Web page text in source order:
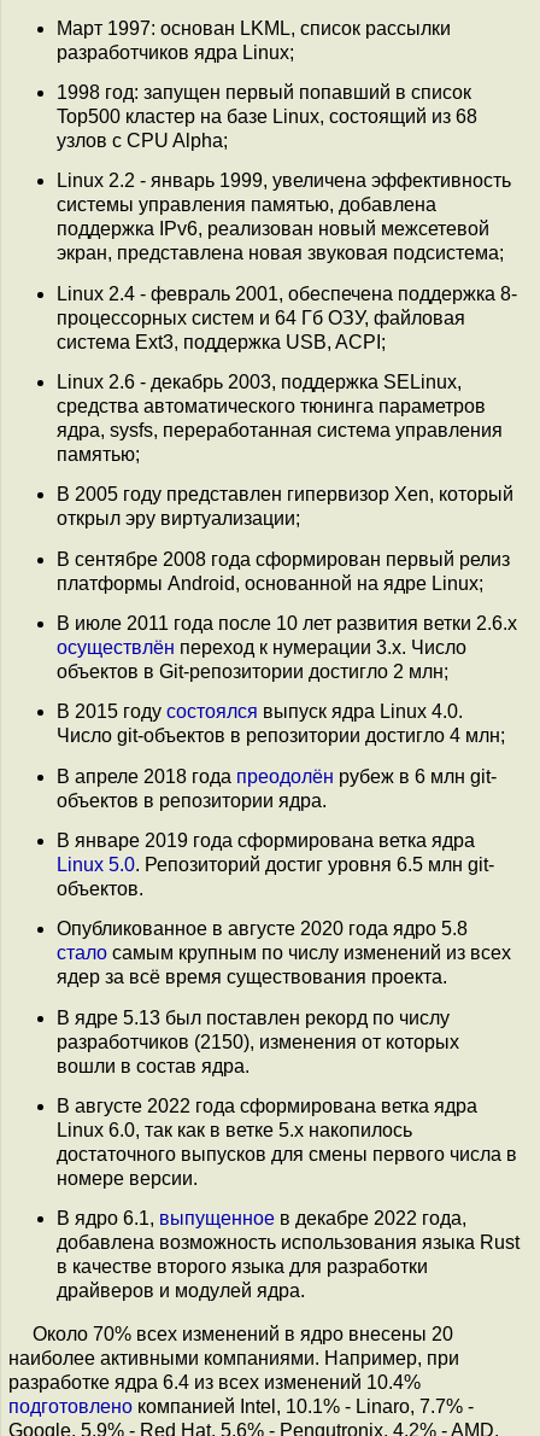
Март 1997: основан LKML, список рассылки
разработчиков ядра Linux;
1998 год: запущен первый попавший в список
Top500 кластер на базе Linux, состоящий из 68
узлов с CPU Alpha;
Linux 2.2 - январь 1999, увеличена эффективность
системы управления памятью, добавлена
поддержка IPv6, реализован новый межсетевой
экран, представлена новая звуковая подсистема;
Linux 2.4 - февраль 2001, обеспечена поддержка 8-
процессорных систем и 64 Гб ОЗУ, файловая
система Ext3, поддержка USB, ACPI;
Linux 2.6 - декабрь 2003, поддержка SELinux,
средства автоматического тюнинга параметров
ядра, sysfs, переработанная система управления
памятью;
В 2005 году представлен гипервизор Xen, который
открыл эру виртуализации;
В сентябре 2008 года сформирован первый релиз
платформы Android, основанной на ядре Linux;
В июле 2011 года после 10 лет развития ветки 2.6.x
осуществлён переход к нумерации 3.x. Число
объектов в Git-репозитории достигло 2 млн;
В 2015 году состоялся выпуск ядра Linux 4.0.
Число git-объектов в репозитории достигло 4 млн;
В апреле 2018 года преодолён рубеж в 6 млн git-
объектов в репозитории ядра.
В январе 2019 года сформирована ветка ядра
Linux 5.0. Репозиторий достиг уровня 6.5 млн git-
объектов.
Опубликованное в августе 2020 года ядро 5.8
стало самым крупным по числу изменений из всех
ядер за всё время существования проекта.
В ядре 5.13 был поставлен рекорд по числу
разработчиков (2150), изменения от которых
вошли в состав ядра.
В августе 2022 года сформирована ветка ядра
Linux 6.0, так как в ветке 5.x накопилось
достаточного выпусков для смены первого числа в
номере версии.
В ядро 6.1, выпущенное в декабре 2022 года,
добавлена возможность использования языка Rust
в качестве второго языка для разработки
драйверов и модулей ядра.
Около 70% всех изменений в ядро внесены 20
наиболее активными компаниями. Например, при
разработке ядра 6.4 из всех изменений 10.4%
подготовлено компанией Intel, 10.1% - Linaro, 7.7% -
Google, 5.9% - Red Hat, 5.6% - Pengutronix, 4.2% - AMD,